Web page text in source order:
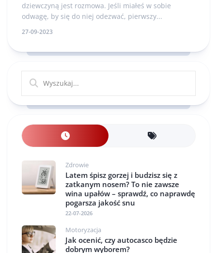
dziewczyną jest rozmowa. Jeśli miałeś w sobie
odwagę, by się do niej odezwać, pierwszy...
27-09-2023
Zdrowie
Latem śpisz gorzej i budzisz się z
zatkanym nosem? To nie zawsze
wina upałów – sprawdź, co naprawdę
pogarsza jakość snu
22-07-2026
Motoryzacja
Jak ocenić, czy autocasco będzie
dobrym wyborem?